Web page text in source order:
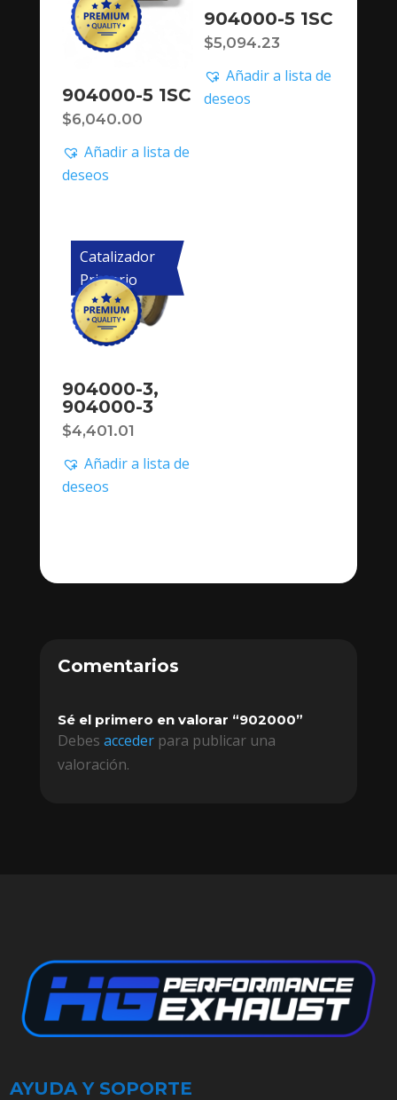
904000-5 1SC
$6,040.00
Añadir a lista de
deseos
904000-5 1SC
$5,094.23
Añadir a lista de
deseos
Catalizador
Primario
904000-3,
904000-3
$4,401.01
Añadir a lista de
deseos
Comentarios
Sé el primero en valorar “902000”
Debes accederpara publicar una
valoración.
AYUDA Y SOPORTE